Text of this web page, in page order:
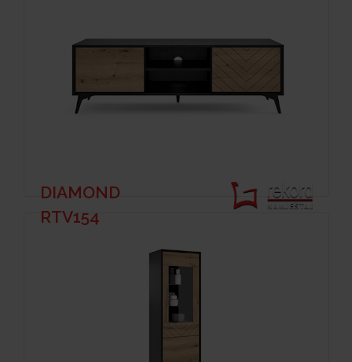
DIAMOND
RTV154